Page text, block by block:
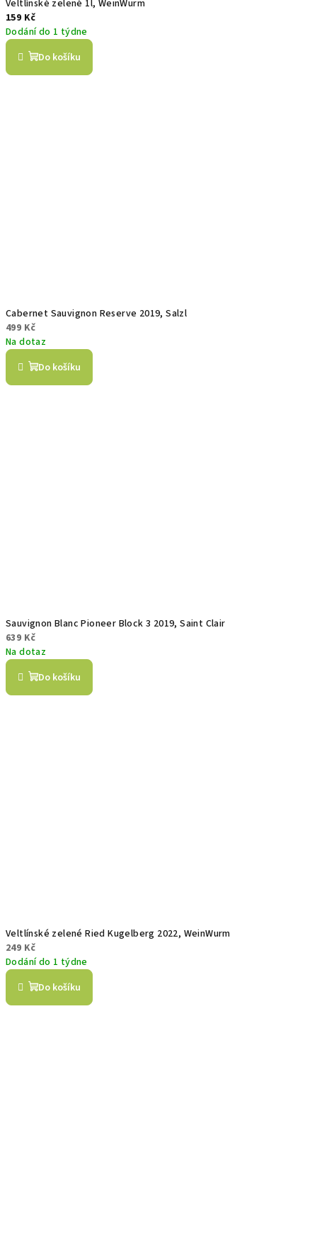
Veltlínské zelené 1l, WeinWurm
159 Kč
Dodání do 1 týdne
Do košíku
Cabernet Sauvignon Reserve 2019, Salzl
499 Kč
Na dotaz
Do košíku
Sauvignon Blanc Pioneer Block 3 2019, Saint Clair
639 Kč
Na dotaz
Do košíku
Veltlínské zelené Ried Kugelberg 2022, WeinWurm
249 Kč
Dodání do 1 týdne
Do košíku